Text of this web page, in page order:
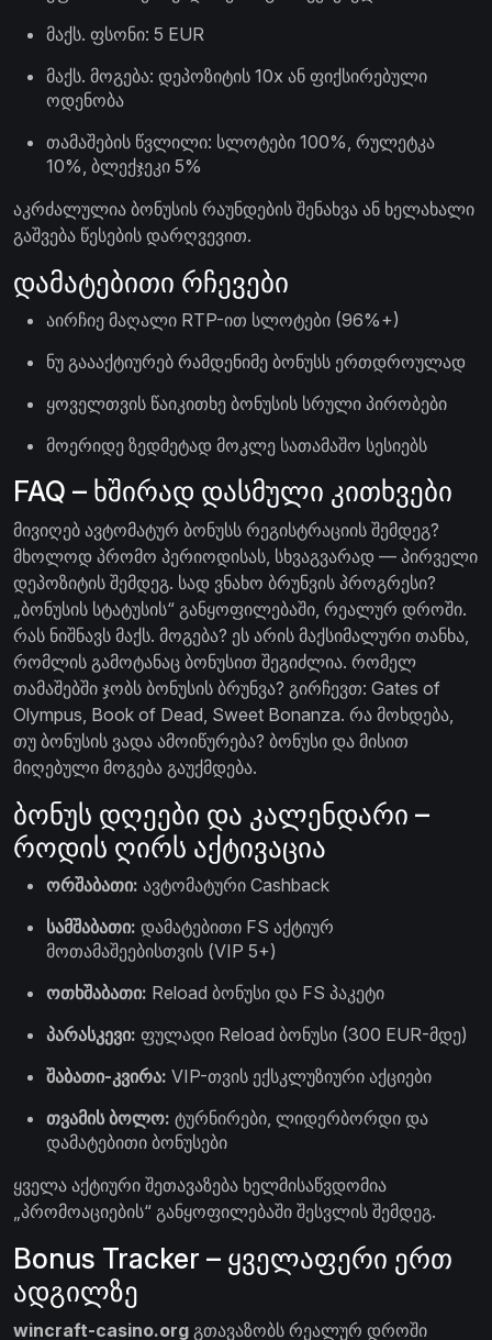
მაქს. ფსონი: 5 EUR
მაქს. მოგება: დეპოზიტის 10x ან ფიქსირებული
ოდენობა
თამაშების წვლილი: სლოტები 100%, რულეტკა
10%, ბლექჯეკი 5%
აკრძალულია ბონუსის რაუნდების შენახვა ან ხელახალი
გაშვება წესების დარღვევით.
დამატებითი რჩევები
აირჩიე მაღალი RTP-ით სლოტები (96%+)
ნუ გაააქტიურებ რამდენიმე ბონუსს ერთდროულად
ყოველთვის წაიკითხე ბონუსის სრული პირობები
მოერიდე ზედმეტად მოკლე სათამაშო სესიებს
FAQ – ხშირად დასმული კითხვები
მივიღებ ავტომატურ ბონუსს რეგისტრაციის შემდეგ?
მხოლოდ პრომო პერიოდისას, სხვაგვარად — პირველი
დეპოზიტის შემდეგ. სად ვნახო ბრუნვის პროგრესი?
„ბონუსის სტატუსის“ განყოფილებაში, რეალურ დროში.
რას ნიშნავს მაქს. მოგება? ეს არის მაქსიმალური თანხა,
რომლის გამოტანაც ბონუსით შეგიძლია. რომელ
თამაშებში ჯობს ბონუსის ბრუნვა? გირჩევთ: Gates of
Olympus, Book of Dead, Sweet Bonanza. რა მოხდება,
თუ ბონუსის ვადა ამოიწურება? ბონუსი და მისით
მიღებული მოგება გაუქმდება.
ბონუს დღეები და კალენდარი –
როდის ღირს აქტივაცია
ორშაბათი: ავტომატური Cashback
სამშაბათი: დამატებითი FS აქტიურ
მოთამაშეებისთვის (VIP 5+)
ოთხშაბათი: Reload ბონუსი და FS პაკეტი
პარასკევი: ფულადი Reload ბონუსი (300 EUR-მდე)
შაბათი-კვირა: VIP-თვის ექსკლუზიური აქციები
თვამის ბოლო: ტურნირები, ლიდერბორდი და
დამატებითი ბონუსები
ყველა აქტიური შეთავაზება ხელმისაწვდომია
„პრომოაციების“ განყოფილებაში შესვლის შემდეგ.
Bonus Tracker – ყველაფერი ერთ
ადგილზე
wincraft-casino.org გთავაზობს რეალურ დროში